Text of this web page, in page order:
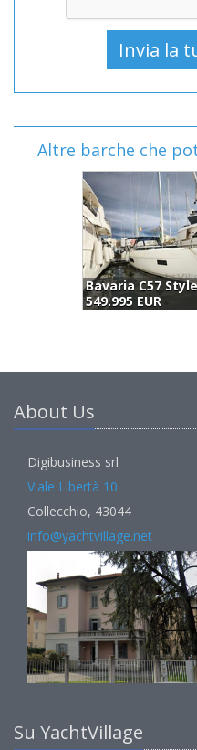
Altre barche che
X-yachts X-55
550.000 EUR
About Us
Digibusiness srl
Viale Libertà 10
Collecchio, 43044
info@yachtvillage.net
Su YachtVillage